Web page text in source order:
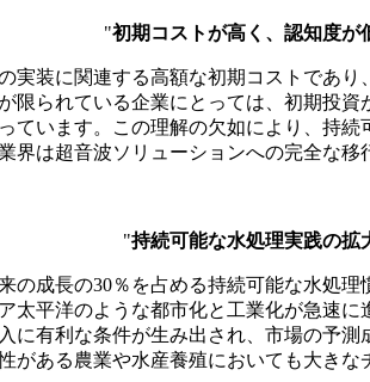
"初期コストが高く、認知度が
装に関連する高額な初期コストであ
限られている企業にとっては、初期投
います。この理解の欠如により、持
は超音波ソリューションへの完全な移
"持続可能な水処理実践の拡
の成長の30％を占める持続可能な水処
太平洋のような都市化と工業化が急速
有利な条件が生み出され、市場の予
ある農業や水産養殖においても大きな